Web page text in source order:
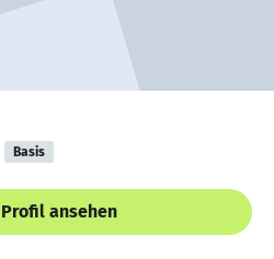
Basis
Profil ansehen